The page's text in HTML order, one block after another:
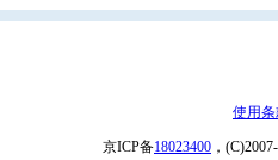
使用
京ICP备18023400 ，